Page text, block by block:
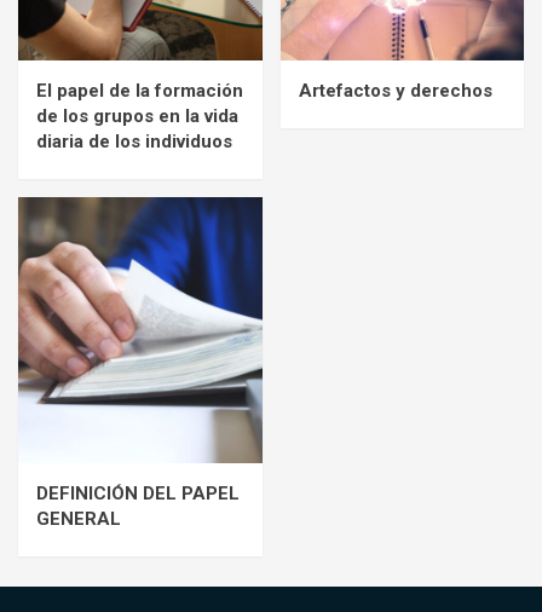
El papel de la formación
de los grupos en la vida
diaria de los individuos
Artefactos y derechos
DEFINICIÓN DEL PAPEL
GENERAL